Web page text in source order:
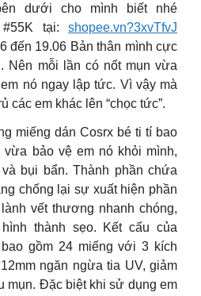
dưới cho mình biết nhé
#55K tại: shopee.vn?3xvTfvJ
đến 19.06 Bản thân mình cực
Nên mỗi lần có nốt mụn vừa
nó ngay lập tức. Vì vậy mà
các em khác lên “chọc tức”.
miếng dán Cosrx bé ti tí bao
vừa bảo vệ em nó khỏi mình,
bụi bẩn. Thành phần chứa
chống lại sự xuất hiện phần
vết thương nhanh chóng,
thành sẹo. Kết cấu của
gồm 24 miếng với 3 kích
ngăn ngừa tia UV, giảm
mụn. Đặc biệt khi sử dụng em